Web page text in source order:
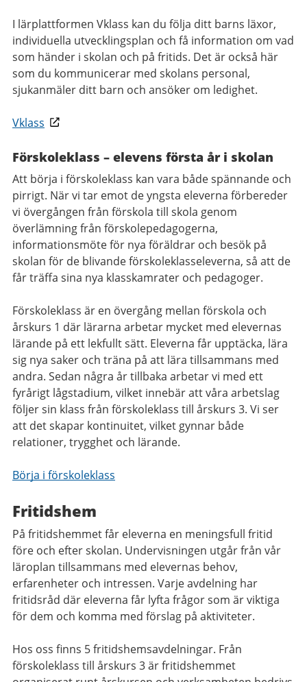
I lärplattformen Vklass kan du följa ditt barns läxor,
individuella utvecklingsplan och få information om vad
som händer i skolan och på fritids. Det är också här
som du kommunicerar med skolans personal,
sjukanmäler ditt barn och ansöker om ledighet.
Vklass
Förskoleklass – elevens första år i skolan
Att börja i förskoleklass kan vara både spännande och
pirrigt. När vi tar emot de yngsta eleverna förbereder
vi övergången från förskola till skola genom
överlämning från förskolepedagogerna,
informationsmöte för nya föräldrar och besök på
skolan för de blivande förskoleklasseleverna, så att de
får träffa sina nya klasskamrater och pedagoger.
Förskoleklass är en övergång mellan förskola och
årskurs 1 där lärarna arbetar mycket med elevernas
lärande på ett lekfullt sätt. Eleverna får upptäcka, lära
sig nya saker och träna på att lära tillsammans med
andra. Sedan några år tillbaka arbetar vi med ett
fyrårigt lågstadium, vilket innebär att våra arbetslag
följer sin klass från förskoleklass till årskurs 3. Vi ser
att det skapar kontinuitet, vilket gynnar både
relationer, trygghet och lärande.
Börja i förskoleklass
Fritidshem
På fritidshemmet får eleverna en meningsfull fritid
före och efter skolan. Undervisningen utgår från vår
läroplan tillsammans med elevernas behov,
erfarenheter och intressen. Varje avdelning har
fritidsråd där eleverna får lyfta frågor som är viktiga
för dem och komma med förslag på aktiviteter.
Hos oss finns 5 fritidshemsavdelningar. Från
förskoleklass till årskurs 3 är fritidshemmet